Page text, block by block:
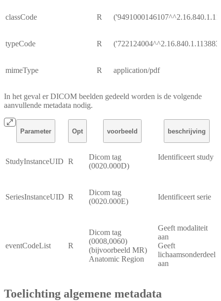
classCode R
typeCode R
mimeType R application/pdf
In het geval er DICOM beelden gedeeld worden is de volgende
aanvullende metadata nodig.
Parameter Opt voorbeeld beschrijving
StudyInstanceUID R
Dicom tag
(0020.000D)
Identificeert study
SeriesInstanceUID R
Dicom tag
(0020.000E)
Identificeert serie
eventCodeList R
Dicom tag
(0008,0060)
(bijvoorbeeld MR)
Anatomic Region
Geeft modaliteit
aan
Geeft
lichaamsonderdeel
aan
Toelichting algemene metadata